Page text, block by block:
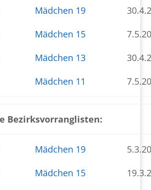
Mädchen 19
Mädchen 15
Mädchen 13
Mädchen 11
Bezirksvorranglisten:
Mädchen 19
Mädchen 15